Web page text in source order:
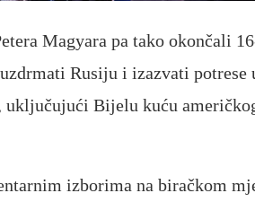
Magyara pa tako okončali
Rusiju i izazvati potrese
Bijelu kuću
izborima na biračkom